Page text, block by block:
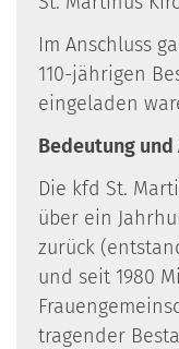
Im Anschluss
110-jährigen
eingeladen
​Bedeutung
Die kfd St.
über ein
zurück
und seit 1980
tragender